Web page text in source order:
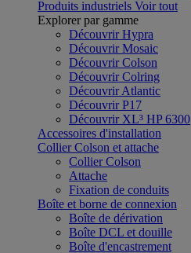
Produits industriels Voir tout
Explorer par gamme
Découvrir Hypra
Découvrir Mosaic
Découvrir Colson
Découvrir Colring
Découvrir Atlantic
Découvrir P17
Découvrir XL³ HP 6300
Accessoires d'installation
Collier Colson et attache
Collier Colson
Attache
Fixation de conduits
Boîte et borne de connexion
Boîte de dérivation
Boîte DCL et douille
Boîte d'encastrement